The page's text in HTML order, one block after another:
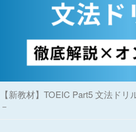
【新教材】TOEIC Part5 文法ド
－